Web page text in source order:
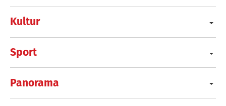
Kultur
Sport
Panorama